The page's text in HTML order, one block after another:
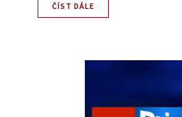
ČÍST DÁLE